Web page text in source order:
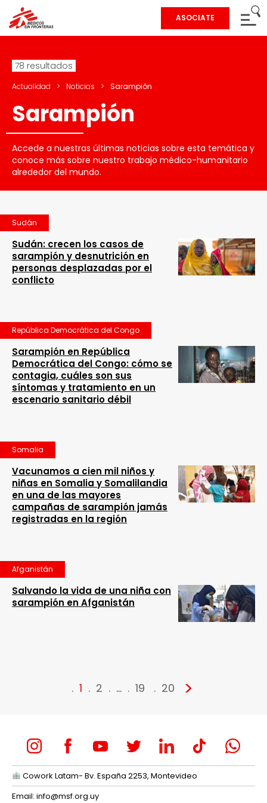
ASOCIATE
78 resultados
Actualidad > Noticias > Sarampión
Sarampión
Accede a nuestras últimas noticias sobre esta temática y
conoce más sobre nuestro trabajo médico-humanitario
alrededor del mundo.
Sudán
Sudán: crecen los casos de
sarampión y desnutrición en
personas desplazadas por el
conflicto
República Democrática del Congo
Sarampión en República
Democrática del Congo: cómo se
contagia, cuáles son sus
síntomas y tratamiento en un
escenario sanitario débil
Somalia
Vacunamos a cien mil niños y
niñas en Somalia y Somalilandia
en una de las mayores
campañas de sarampión jamás
registradas en la región
Afganistán
Salvando la vida de una niña con
sarampión en Afganistán
1 2 … 19 20 >
Cowork Latam- Bv. España 2253, Montevideo
Email: info@msf.org.uy